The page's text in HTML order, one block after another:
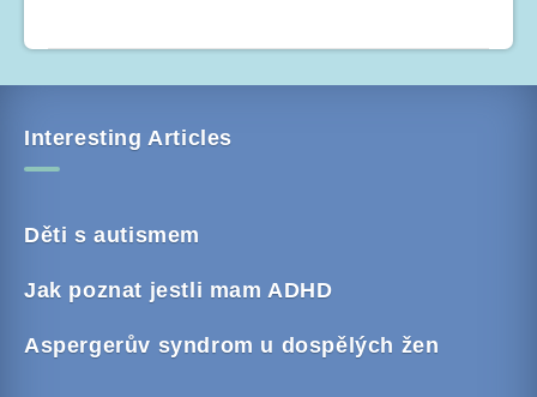
Interesting Articles
Děti s autismem
Jak poznat jestli mam ADHD
Aspergerův syndrom u dospělých žen